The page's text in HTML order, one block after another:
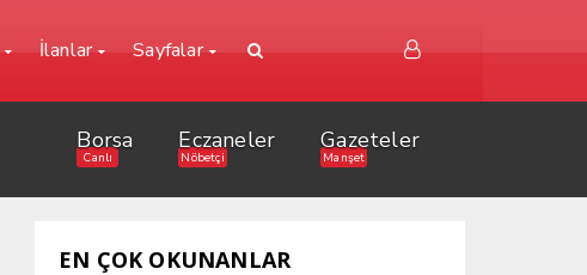
İlanlar Sayfalar
Borsa
Canlı
Eczaneler
Nöbetçi
Gazeteler
Manşet
EN ÇOK OKUNANLAR